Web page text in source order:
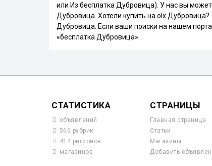
или Из бесплатка Дубровица). У нас вы
Дубровица. Хотели купить на olx
Дубровица. Если ваши поиски на нашем
«бесплатка Дубровица».
СТАТИСТИКА
объявлений
566 рубрик
414 регионов
магазинов
СТРАНИЦЫ
Главная страница
Статьи
Магазины
Добавить